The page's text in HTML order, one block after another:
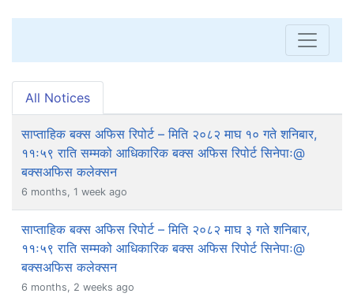
All Notices
साप्ताहिक बक्स अफिस रिपोर्ट – मिति २०८२ माघ १० गते शनिबार,
११ः५९ राति सम्मको आधिकारिक बक्स अफिस रिपोर्ट सिनेपाः@
बक्सअफिस कलेक्सन
6 months, 1 week ago
साप्ताहिक बक्स अफिस रिपोर्ट – मिति २०८२ माघ ३ गते शनिबार,
११ः५९ राति सम्मको आधिकारिक बक्स अफिस रिपोर्ट सिनेपाः@
बक्सअफिस कलेक्सन
6 months, 2 weeks ago